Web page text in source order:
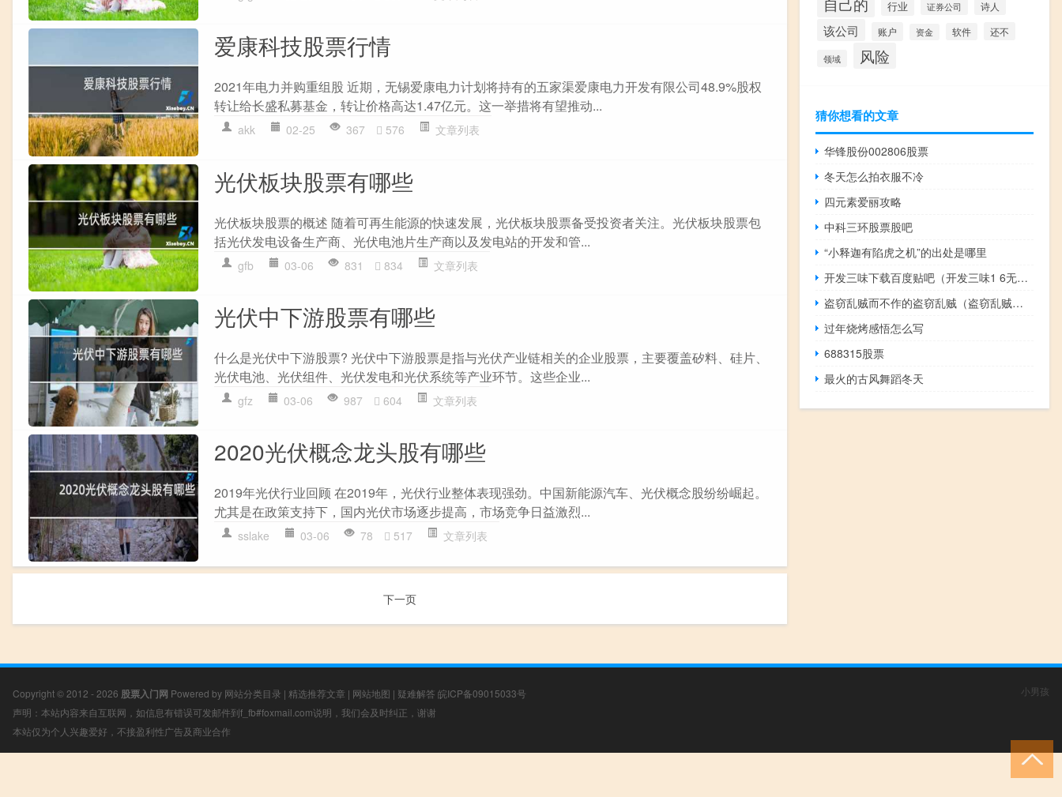
爱康科技股票行情
2021年电力并购重组股 近期，无锡爱康电力计划将持有的五家渠爱康电力开发有限公司48.9%股权
转让给长盛私募基金，转让价格高达1.47亿元。这一举措将有望推动...
akk 02-25 367 576 文章列表
光伏板块股票有哪些
光伏板块股票的概述 随着可再生能源的快速发展，光伏板块股票备受投资者关注。光伏板块股票包
括光伏发电设备生产商、光伏电池片生产商以及发电站的开发和管...
gfb 03-06 831 834 文章列表
光伏中下游股票有哪些
什么是光伏中下游股票? 光伏中下游股票是指与光伏产业链相关的企业股票，主要覆盖矽料、硅片、
光伏电池、光伏组件、光伏发电和光伏系统等产业环节。这些企业...
gfz 03-06 987 604 文章列表
2020光伏概念龙头股有哪些
2019年光伏行业回顾 在2019年，光伏行业整体表现强劲。中国新能源汽车、光伏概念股纷纷崛起。
尤其是在政策支持下，国内光伏市场逐步提高，市场竞争日益激烈...
sslake 03-06 78 517 文章列表
下一页
行业 证券公司 诗人
该公司 账户 资金 软件 还不
领域 风险
猜你想看的文章
华锋股份002806股票
冬天怎么拍衣服不冷
四元素爱丽攻略
中科三环股票股吧
“小释迦有陷虎之机”的出处是哪里
开发三味下载百度贴吧（开发三味1 6无修全集在线观看）
盗窃乱贼而不作的盗窃乱贼（盗窃乱贼而不作的作）
过年烧烤感悟怎么写
688315股票
最火的古风舞蹈冬天
Copyright © 2012 - 2026 股票入门网 Powered by 网站分类目录 | 精选推荐文章 | 网站地图 | 疑难解答 皖ICP备09015033号
声明：本站内容来自互联网，如信息有错误可发邮件到f_fb#foxmail.com说明，我们会及时纠正，谢谢
本站仅为个人兴趣爱好，不接盈利性广告及商业合作
小男孩